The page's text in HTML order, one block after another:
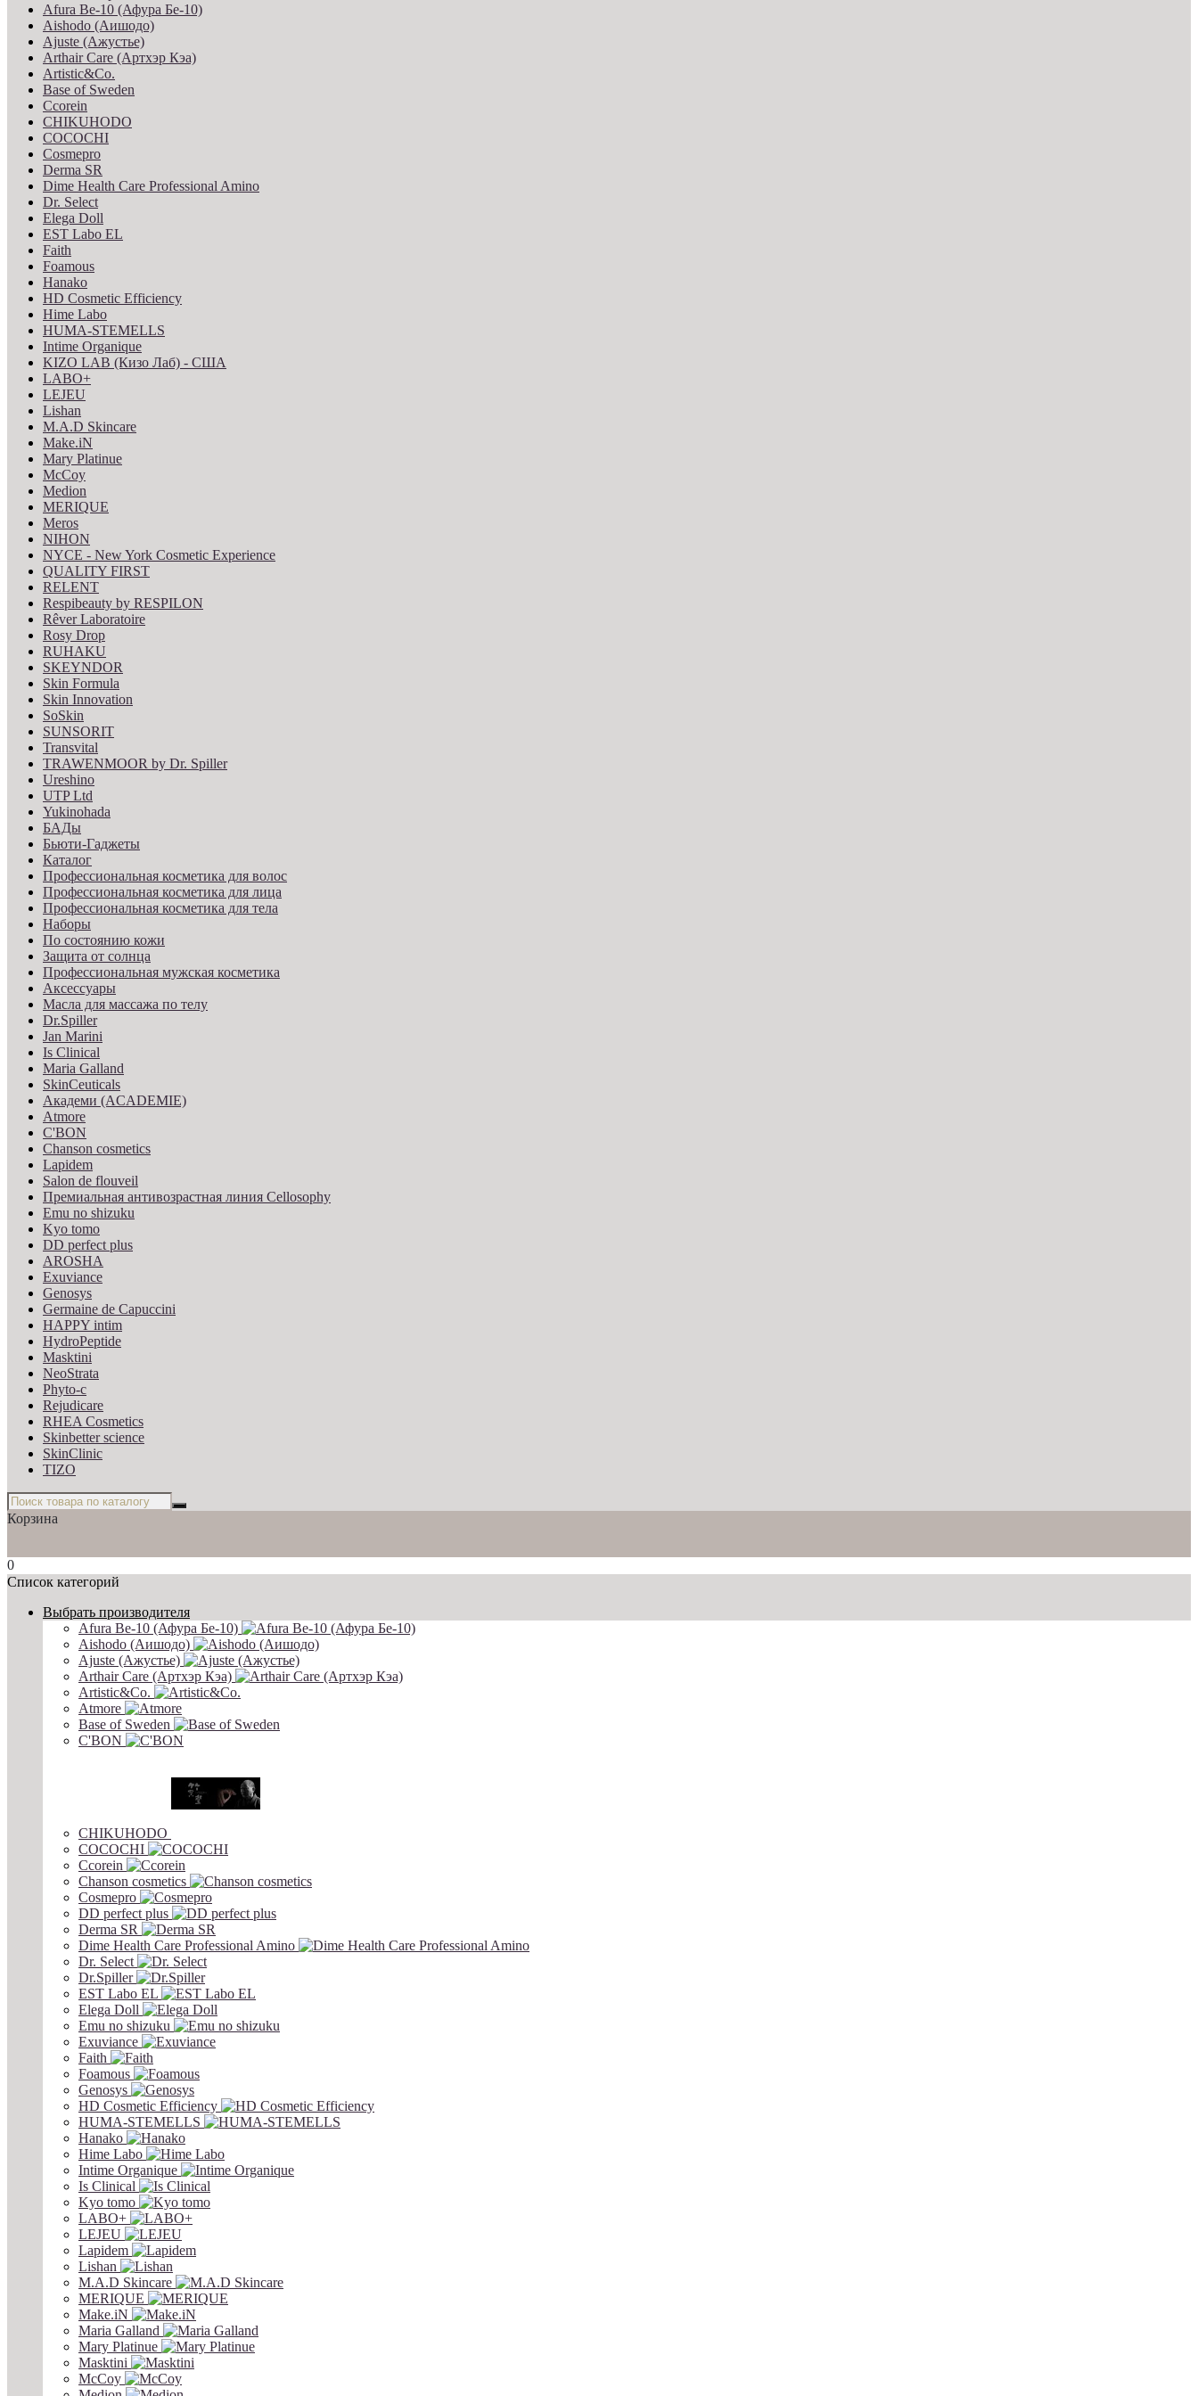
Afura Be-10 (Афура Бе-10)
Aishodo (Аишодо)
Ajuste (Ажустье)
Arthair Care (Артхэр Кэа)
Artistic&Co.
Base of Sweden
Ccorein
CHIKUHODO
COCOCHI
Cosmepro
Derma SR
Dime Health Care Professional Amino
Dr. Select
Elega Doll
EST Labo EL
Faith
Foamous
Hanako
HD Cosmetic Efficiency
Hime Labo
HUMA-STEMELLS
Intime Organique
KIZO LAB (Кизо Лаб) - США
LABO+
LEJEU
Lishan
M.A.D Skincare
Make.iN
Mary Platinue
McCoy
Medion
MERIQUE
Meros
NIHON
NYCE - New York Cosmetic Experience
QUALITY FIRST
RELENT
Respibeauty by RESPILON
Rêver Laboratoire
Rosy Drop
RUHAKU
SKEYNDOR
Skin Formula
Skin Innovation
SoSkin
SUNSORIT
Transvital
TRAWENMOOR by Dr. Spiller
Ureshino
UTP Ltd
Yukinohada
БАДы
Бьюти-Гаджеты
Каталог
Профессиональная косметика для волос
Профессиональная косметика для лица
Профессиональная косметика для тела
Наборы
По состоянию кожи
Защита от солнца
Профессиональная мужская косметика
Аксессуары
Масла для массажа по телу
Dr.Spiller
Jan Marini
Is Clinical
Maria Galland
SkinCeuticals
Академи (ACADEMIE)
Atmore
C'BON
Chanson cosmetics
Lapidem
Salon de flouveil
Премиальная антивозрастная линия Cellosophy
Emu no shizuku
Kyo tomo
DD perfect plus
AROSHA
Exuviance
Genosys
Germaine de Capuccini
HAPPY intim
HydroPeptide
Masktini
NeoStrata
Phyto-c
Rejudicare
RHEA Cosmetics
Skinbetter science
SkinСlinic
TIZO
Корзина
0
Список категорий
Выбрать производителя
Afura Be-10 (Афура Бе-10)
Aishodo (Аишодо)
Ajuste (Ажустье)
Arthair Care (Артхэр Кэа)
Artistic&Co.
Atmore
Base of Sweden
C'BON
CHIKUHODO
COCOCHI
Ccorein
Chanson cosmetics
Cosmepro
DD perfect plus
Derma SR
Dime Health Care Professional Amino
Dr. Select
Dr.Spiller
EST Labo EL
Elega Doll
Emu no shizuku
Exuviance
Faith
Foamous
Genosys
HD Cosmetic Efficiency
HUMA-STEMELLS
Hanako
Hime Labo
Intime Organique
Is Clinical
Kyo tomo
LABO+
LEJEU
Lapidem
Lishan
M.A.D Skincare
MERIQUE
Make.iN
Maria Galland
Mary Platinue
Masktini
McCoy